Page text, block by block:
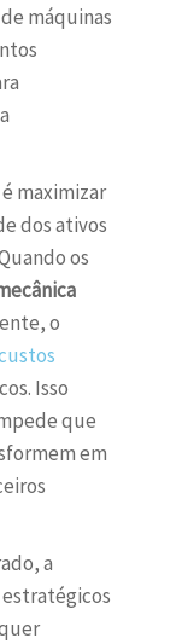
máquinas
maximizar
dos ativos
os
o
Isso
que
em
a